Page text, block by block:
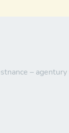
– agentury